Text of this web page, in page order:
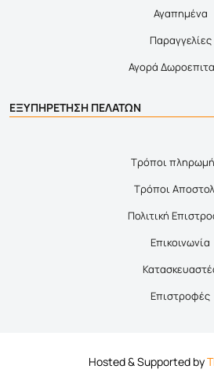
Αγαπημένα
Παραγγελίες
Αγορά
ΕΞΥΠΗΡΕΤΗΣΗ ΠΕΛΑΤΩΝ
Τρόποι
Τρόποι
Πολιτική
Επικοινωνία
Επιστροφές
Hosted & Supported by